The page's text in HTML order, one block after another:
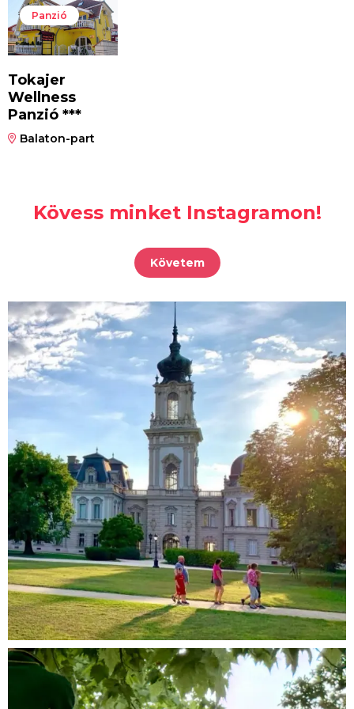
Panzió
Tokajer
Wellness
Panzió ***
Balaton-part
Kövess minket Instagramon!
Követem